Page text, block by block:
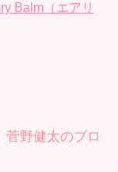
Balm（エアリ
野健太のブロ